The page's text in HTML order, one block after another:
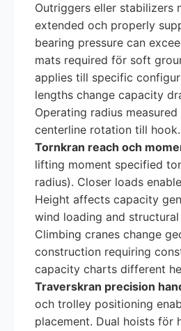
Outriggers eller stabilizers
extended och properly
bearing pressure can
mats required för soft
applies till specific
lengths change capacity
Operating radius
centerline rotation till hook.
Tornkran reach och
lifting moment specified
radius). Closer loads
Height affects capacity
wind loading and
Climbing cranes change
construction requiring
capacity charts different
Traverskran precision
och trolley positioning
placement. Dual hoists för